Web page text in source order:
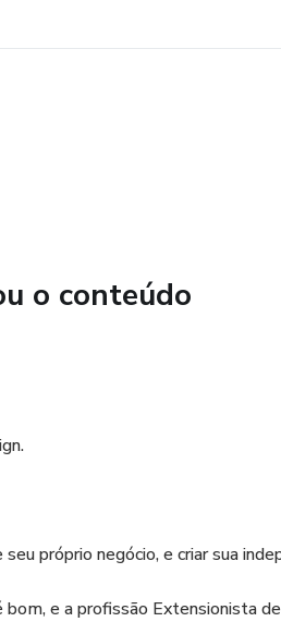
o conteúdo
próprio negócio, e criar sua
e a profissão Extensionista